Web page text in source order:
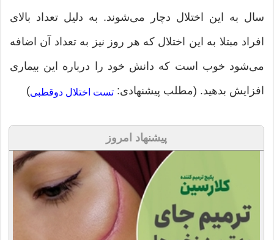
سال به این اختلال دچار می‌شوند. به دلیل تعداد بالای
افراد مبتلا به این اختلال که هر روز نیز به تعداد آن اضافه
می‌شود خوب است که دانش خود را درباره این بیماری
افزایش بدهید. (مطلب پیشنهادی: تست اختلال دوقطبی)
پیشنهاد امروز